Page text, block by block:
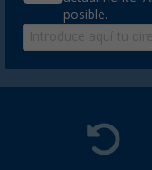
posible.